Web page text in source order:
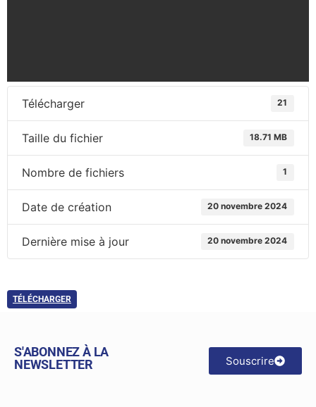
Télécharger 21
Taille du fichier 18.71 MB
Nombre de fichiers 1
Date de création 20 novembre 2024
Dernière mise à jour 20 novembre 2024
TÉLÉCHARGER
S'ABONNEZ À LA
NEWSLETTER
Souscrire